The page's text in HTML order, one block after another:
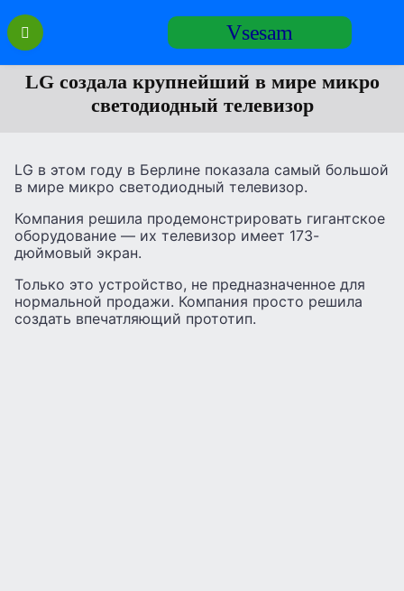
Перейти
содержанию
Vsesam
LG создала крупнейший в мире микро
светодиодный телевизор
LG в этом году в Берлине показала самый большой
в мире микро светодиодный телевизор.
Компания решила продемонстрировать гигантское
оборудование — их телевизор имеет 173-
дюймовый экран.
Только это устройство, не предназначенное для
нормальной продажи. Компания просто решила
создать впечатляющий прототип.